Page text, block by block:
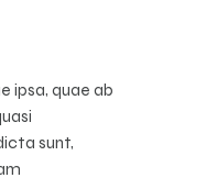
ipsa, quae ab
sunt,